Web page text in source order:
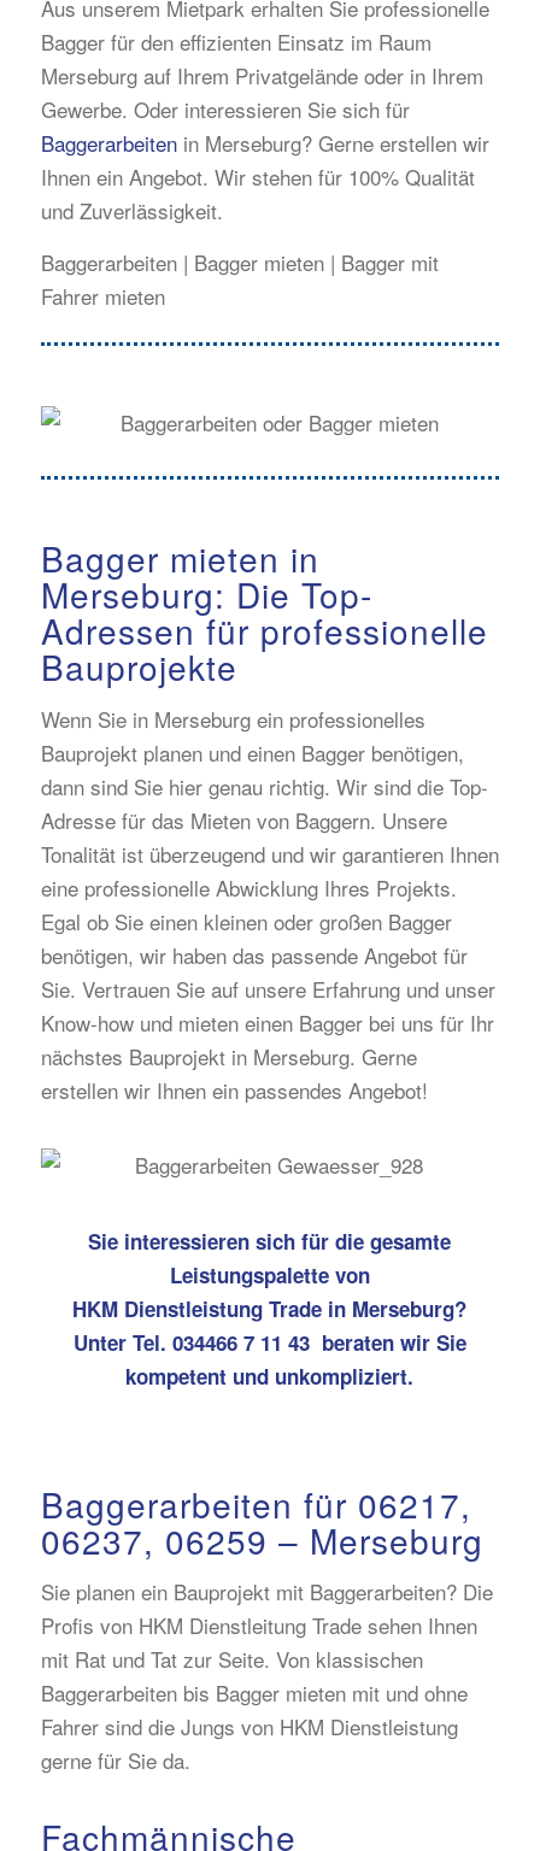
Aus unserem Mietpark erhalten Sie professionelle
Bagger für den effizienten Einsatz im Raum
Merseburg auf Ihrem Privatgelände oder in Ihrem
Gewerbe. Oder interessieren Sie sich für
Baggerarbeitenin Merseburg? Gerne erstellen wir
Ihnen ein Angebot. Wir stehen für 100% Qualität
und Zuverlässigkeit.
Baggerarbeiten | Bagger mieten | Bagger mit
Fahrer mieten
Bagger mieten in
Merseburg: Die Top-
Adressen für professionelle
Bauprojekte
Wenn Sie in Merseburg ein professionelles
Bauprojekt planen und einen Bagger benötigen,
dann sind Sie hier genau richtig. Wir sind die Top-
Adresse für das Mieten von Baggern. Unsere
Tonalität ist überzeugend und wir garantieren Ihnen
eine professionelle Abwicklung Ihres Projekts.
Egal ob Sie einen kleinen oder großen Bagger
benötigen, wir haben das passende Angebot für
Sie. Vertrauen Sie auf unsere Erfahrung und unser
Know-how und mieten einen Bagger bei uns für Ihr
nächstes Bauprojekt in Merseburg. Gerne
erstellen wir Ihnen ein passendes Angebot!
Sie interessieren sich für die gesamte
Leistungspalette von
HKM Dienstleistung Trade in Merseburg?
Unter Tel. 034466 7 11 43 beraten wir Sie
kompetent und unkompliziert.
Baggerarbeiten für 06217,
06237, 06259 – Merseburg
Sie planen ein Bauprojekt mit Baggerarbeiten? Die
Profis von HKM Dienstleitung Trade sehen Ihnen
mit Rat und Tat zur Seite. Von klassischen
Baggerarbeiten bis Bagger mieten mit und ohne
Fahrer sind die Jungs von HKM Dienstleistung
gerne für Sie da.
Fachmännische